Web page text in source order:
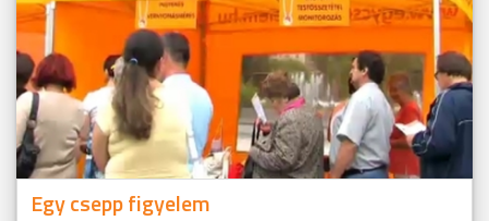
Egy csepp figyelem